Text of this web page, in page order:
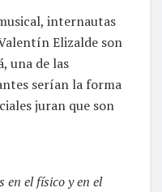
internautas
Elizalde son
una de las
serían la forma
juran que son
en el físico y en el